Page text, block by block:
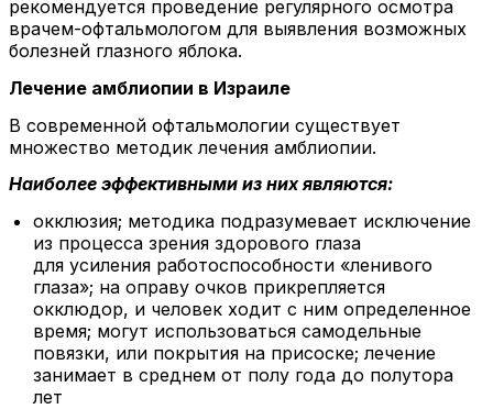
рекомендуется проведение регулярного осмотра
врачем-офтальмологом для выявления возможных
болезней глазного яблока.
Лечение амблиопии в Израиле
В современной офтальмологии существует
множество методик лечения амблиопии.
Наиболее эффективными из них являются:
окклюзия; методика подразумевает исключение
из процесса зрения здорового глаза
для усиления работоспособности «ленивого
глаза»; на оправу очков прикрепляется
окклюдор, и человек ходит с ним определенное
время; могут использоваться самодельные
повязки, или покрытия на присоске; лечение
занимает в среднем от полу года до полутора
лет